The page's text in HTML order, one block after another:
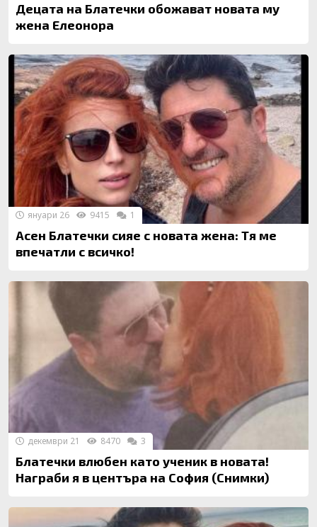
Децата на Блатечки обожават новата му
жена Елеонора
Асен Блатечки сияе с новата жена: Тя ме
впечатли с всичко!
януари 26 9415 1
Блатечки влюбен като ученик в новата!
Награби я в центъра на София (Снимки)
декември 21 8470 3